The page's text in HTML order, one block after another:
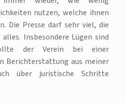
nutzen, welche ihnen
Die Presse darf sehr viel, die
Insbesondere Lügen sind
der Verein bei einer
Berichterstattung aus meiner
über juristische Schritte